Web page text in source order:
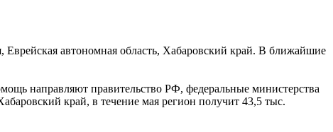
автономная область, Хабаровский край. В ближайшие
направляют правительство РФ, федеральные министерства
край, в течение мая регион получит 43,5 тыс.